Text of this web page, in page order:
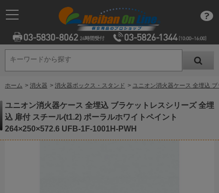
キーワードから探す
キーワードから探す
ホーム > 消火器 > 消火器ボックス・スタンド > ユニオン消火器ケース 全埋込
ユニオン消火器ケース 全埋込 ブラケットレスシリーズ 全埋
込 扉付 スチール(t1.2) ポーラルホワイトペイント
264×250×572.6 UFB-1F-1001H-PWH